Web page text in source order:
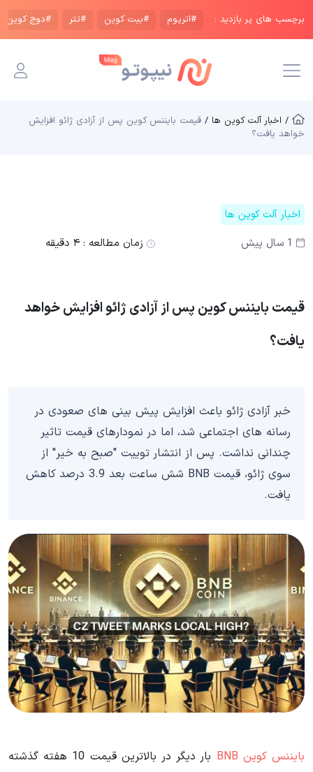
برچسب های پر بازدید : #اتریوم #بیت کوین #تتر #دوج کوین
/ اخبار آلت کوین ها / قیمت بایننس کوین پس از آزادی ژائو افزایش
خواهد یافت؟
اخبار آلت کوین ها
1 سال پیش
زمان مطالعه : ۴ دقیقه
قیمت بایننس کوین پس از آزادی ژائو افزایش خواهد
یافت؟
خبر آزادی ژائو باعث افزایش پیش بینی های صعودی در
رسانه های اجتماعی شد، اما در نمودارهای قیمت تاثیر
چندانی نداشت. پس از انتشار توییت "صبح به خیر" از
سوی ژائو، قیمت BNB شش ساعت بعد 3.9 درصد کاهش
یافت.
بایننس کوین BNB
بار دیگر در بالاترین قیمت 10 هفته گذشته